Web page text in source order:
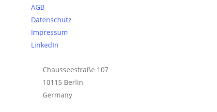
AGB
Datenschutz
Impressum
LinkedIn
Chausseestraße 107
10115 Berlin
Germany